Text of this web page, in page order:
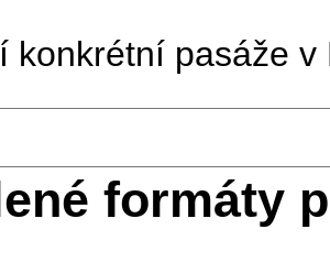
konkrétní pasáže v
formáty